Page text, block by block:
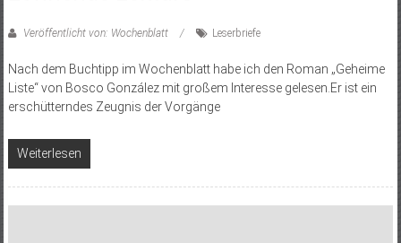
Veröffentlicht von: Wochenblatt Leserbriefe
Nach dem Buchtipp im Wochenblatt habe ich den Roman „Geheime
Liste“ von Bosco González mit großem Interesse gelesen.Er ist ein
erschütterndes Zeugnis der Vorgänge
Weiterlesen